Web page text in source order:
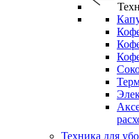
Техника для